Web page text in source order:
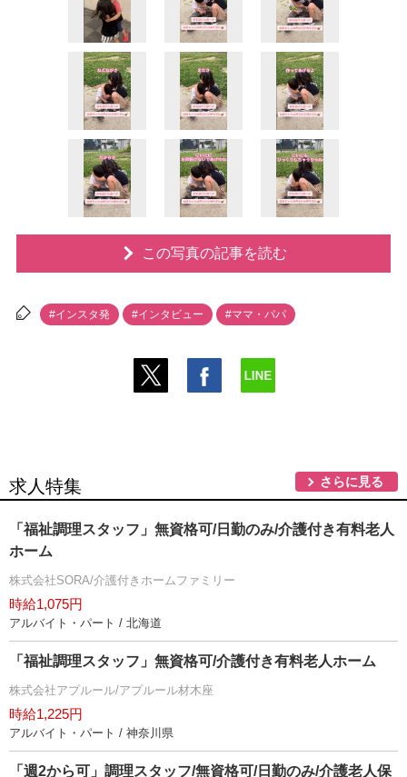
この写真の記事を読む
#インスタ発 #インタビュー #ママ・パパ
求人特集 さらに見る
「福祉調理スタッフ」無資格可/日勤のみ/介護付き有料老人
ホーム
株式会社SORA/介護付きホームファミリー
時給1,075円
アルバイト・パート / 北海道
「福祉調理スタッフ」無資格可/介護付き有料老人ホーム
株式会社アプルール/アプルール材木座
時給1,225円
アルバイト・パート / 神奈川県
「週2から可」調理スタッフ/無資格可/日勤のみ/介護老人保